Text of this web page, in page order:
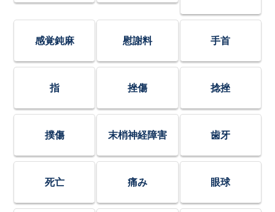
感覚鈍麻 慰謝料 手首
指 挫傷 捻挫
撲傷 末梢神経障害 歯牙
死亡 痛み 眼球